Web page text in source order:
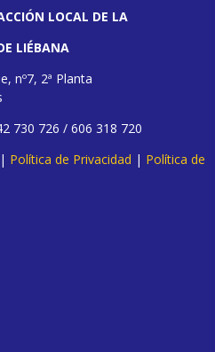
LOCAL DE LA
LIÉBANA
nº7, 2ª Planta
730 726 / 606 318 720
| Política de Privacidad | Política de